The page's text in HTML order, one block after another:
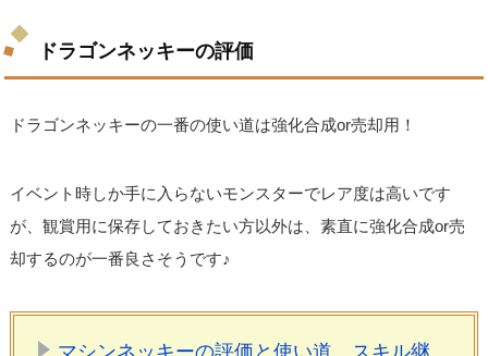
ドラゴンネッキーの評価
ドラゴンネッキーの一番の使い道は強化合成or売却用！
イベント時しか手に入らないモンスターでレア度は高いです
が、観賞用に保存しておきたい方以外は、素直に強化合成or売
却するのが一番良さそうです♪
マシンネッキーの評価と使い道、スキル継